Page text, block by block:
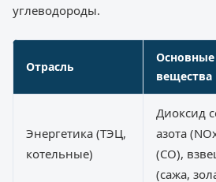
углеводороды.
Отрасль
вещества
Энергетика (ТЭЦ,
котельные)
Диоксид
азота
(CO),
(сажа,